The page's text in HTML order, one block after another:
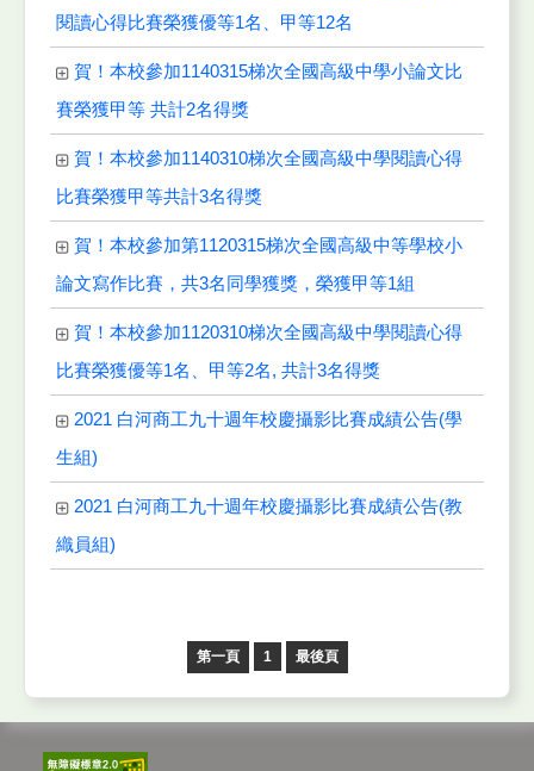
閱讀心得比賽榮獲優等1名、甲等12名
賀！本校參加1140315梯次全國高級中學小論文比
賽榮獲甲等 共計2名得獎
賀！本校參加1140310梯次全國高級中學閱讀心得
比賽榮獲甲等共計3名得獎
賀！本校參加第1120315梯次全國高級中等學校小
論文寫作比賽，共3名同學獲獎，榮獲甲等1組
賀！本校參加1120310梯次全國高級中學閱讀心得
比賽榮獲優等1名、甲等2名, 共計3名得獎
2021 白河商工九十週年校慶攝影比賽成績公告(學
生組)
2021 白河商工九十週年校慶攝影比賽成績公告(教
織員組)
第一頁 1 最後頁